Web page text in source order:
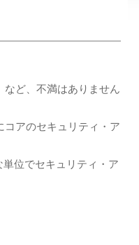
など、不満はありません
コアのセキュリティ・ア
位でセキュリティ・ア